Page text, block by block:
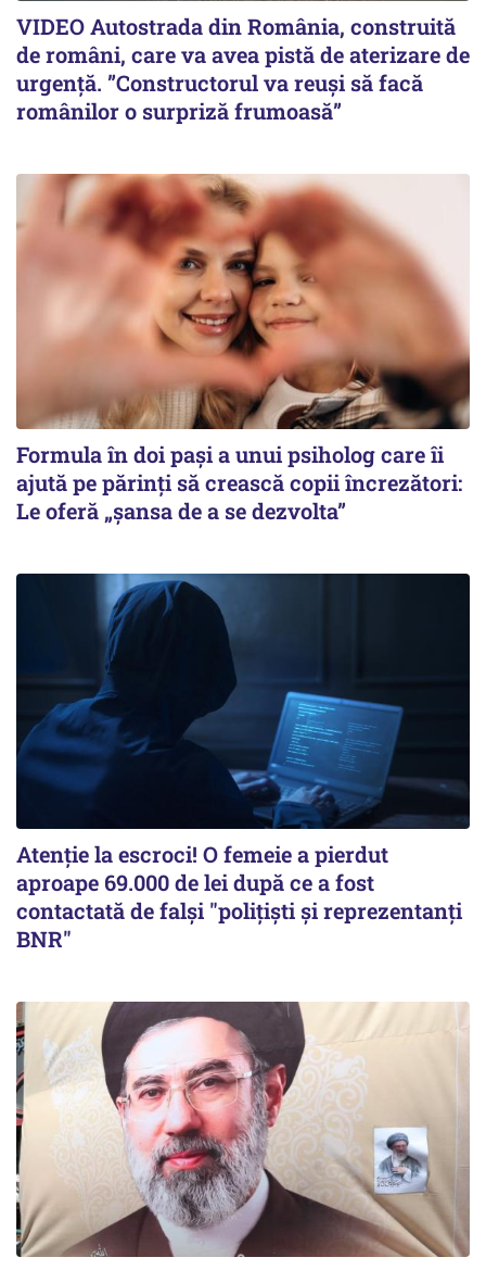
VIDEO Autostrada din România, construită
de români, care va avea pistă de aterizare de
urgență. ”Constructorul va reuși să facă
românilor o surpriză frumoasă”
Formula în doi pași a unui psiholog care îi
ajută pe părinți să crească copii încrezători:
Le oferă „șansa de a se dezvolta”
Atenție la escroci! O femeie a pierdut
aproape 69.000 de lei după ce a fost
contactată de falși "polițiști și reprezentanți
BNR"